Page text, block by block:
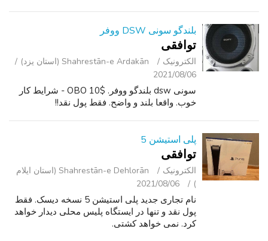
بلندگو سونی DSW ووفر
توافقی
الکترونیک
Shahrestān-e Ardakān (استان یزد)
2021/08/06
سونی dsw بلندگو ووفر. $10 OBO - شرایط کار
خوب. واقعا بلند و واضح. فقط پول نقد!!
پلی استیشن 5
توافقی
الکترونیک
Shahrestān-e Dehlorān (استان ایلام
)
2021/08/06
نام تجاری جدید پلی استیشن 5 نسخه دیسک. فقط
پول نقد و تنها در ایستگاه پلیس محلی دیدار خواهد
کرد. نمی خواهد کشتی.